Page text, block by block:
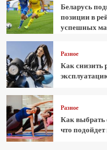
Беларусь
позиции в
успешных
Разное
Как снизить
Разное
Как выбрать
что